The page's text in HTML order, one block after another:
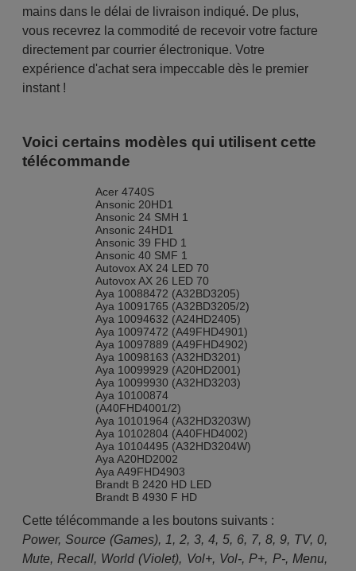
mains dans le délai de livraison indiqué. De plus,
vous recevrez la commodité de recevoir votre facture
directement par courrier électronique. Votre
expérience d'achat sera impeccable dès le premier
instant !
Voici certains modèles qui utilisent cette
télécommande
Acer 4740S
Ansonic 20HD1
Ansonic 24 SMH 1
Ansonic 24HD1
Ansonic 39 FHD 1
Ansonic 40 SMF 1
Autovox AX 24 LED 70
Autovox AX 26 LED 70
Aya 10088472 (A32BD3205)
Aya 10091765 (A32BD3205/2)
Aya 10094632 (A24HD2405)
Aya 10097472 (A49FHD4901)
Aya 10097889 (A49FHD4902)
Aya 10098163 (A32HD3201)
Aya 10099929 (A20HD2001)
Aya 10099930 (A32HD3203)
Aya 10100874
(A40FHD4001/2)
Aya 10101964 (A32HD3203W)
Aya 10102804 (A40FHD4002)
Aya 10104495 (A32HD3204W)
Aya A20HD2002
Aya A49FHD4903
Brandt B 2420 HD LED
Brandt B 4930 F HD
Brandt B2422HD
Bush 10084844
(LED22134FHD)
Bush 10085110
Cette télécommande a les boutons suivants :
Power, Source (Games), 1, 2, 3, 4, 5, 6, 7, 8, 9, TV, 0,
Mute, Recall, World (Violet), Vol+, Vol-, P+, P-, Menu,